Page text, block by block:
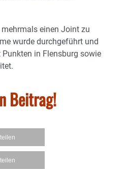
einen Joint zu
wurde durchgeführt und
in Flensburg sowie
Beitrag!
teilen
teilen